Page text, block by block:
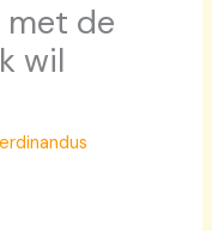
met de
wil